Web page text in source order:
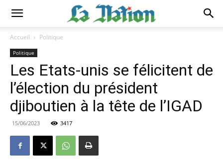
Accueil Politique
Politique
Les Etats-unis se félicitent de
l’élection du président
djiboutien à la tête de l’IGAD
15/06/2023 3417